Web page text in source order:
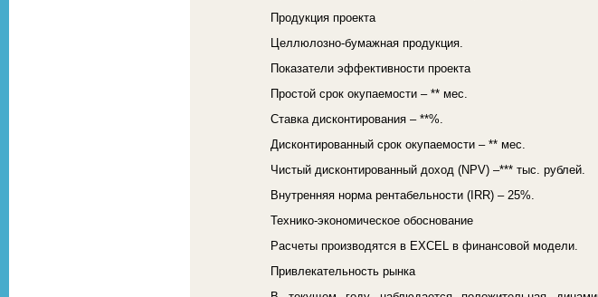
Продукция проекта
Целлюлозно-бумажная продукция.
Показатели эффективности проекта
Простой срок окупаемости – ** мес.
Ставка дисконтирования – **%.
Дисконтированный срок окупаемости – ** мес.
Чистый дисконтированный доход (NPV) –*** тыс. рублей.
Внутренняя норма рентабельности (IRR) – 25%.
Технико-экономическое обоснование
Расчеты производятся в EXCEL в финансовой модели.
Привлекательность рынка